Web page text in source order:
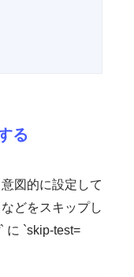
る
図的に設定して
どをスキップし
に `skip-test=